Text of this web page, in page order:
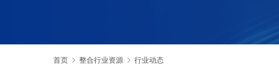
首页 整合行业资源 行业动态